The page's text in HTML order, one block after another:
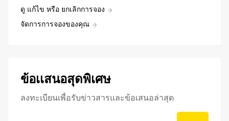
ดู แก้ไข หรือ ยกเลิกการจอง
จัดการการจองของคุณ
ข้อเเสนอสุดพิเศษ
ลงทะเบียนเพื่อรับข่าวสารและข้อเสนอล่าสุด